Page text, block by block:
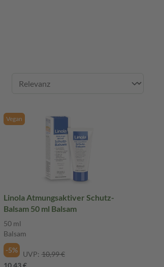
Vegan
Linola Atmungsaktiver Schutz-
Balsam 50 ml Balsam
50 ml
Balsam
-5%
UVP: 10,99 €